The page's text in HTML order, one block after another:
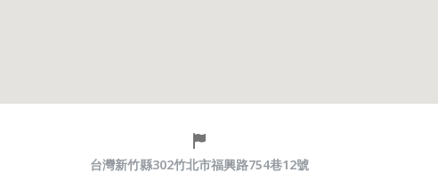
台灣新竹縣302竹北市福興路754巷12號